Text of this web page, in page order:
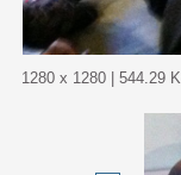
1280 x 1280 | 544.29